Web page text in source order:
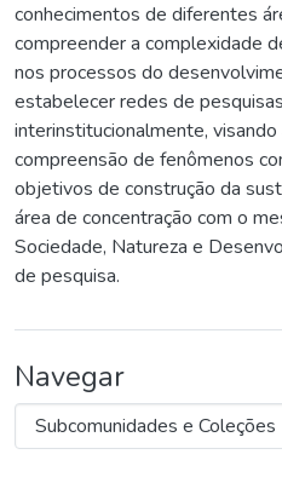
conhecimentos de diferentes
compreender a complexidade
nos processos do
estabelecer redes de
interinstitucionalmente,
compreensão de fenômenos
objetivos de construção da
área de concentração com o
Sociedade, Natureza e
de pesquisa.
Navegar